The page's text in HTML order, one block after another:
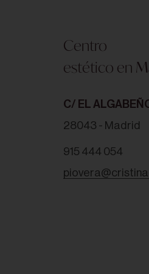
Centro
estético en
C/ EL
28043 - Madrid
915 444 054